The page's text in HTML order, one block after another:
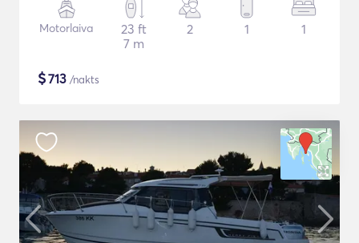
Motorlaiva
23 ft
7 m
2 1 1
$713 /nakts